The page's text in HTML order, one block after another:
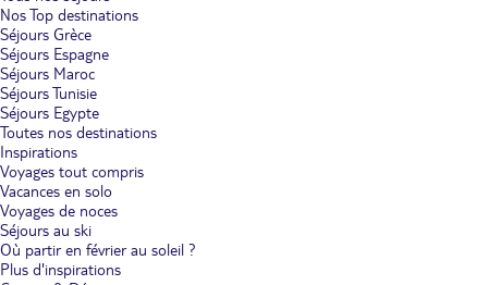
Nos Top destinations
Séjours Grèce
Séjours Espagne
Séjours Maroc
Séjours Tunisie
Séjours Egypte
Toutes nos destinations
Inspirations
Voyages tout compris
Vacances en solo
Voyages de noces
Séjours au ski
Où partir en février au soleil ?
Plus d'inspirations